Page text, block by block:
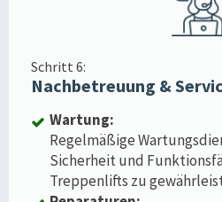
Schritt 6:
Nachbetreuung &
Wartung:
Regelmäßige
Sicherheit und
Treppenlifts zu